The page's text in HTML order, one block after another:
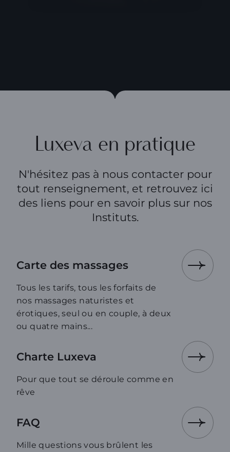
Luxeva en pratique
N'hésitez pas à nous contacter pour
tout renseignement, et retrouvez ici
des liens pour en savoir plus sur nos
Instituts.
Carte des massages
Tous les tarifs, tous les forfaits de
nos massages naturistes et
érotiques, seul ou en couple, à deux
ou quatre mains...
Charte Luxeva
Pour que tout se déroule comme en
rêve
FAQ
Mille questions vous brûlent les